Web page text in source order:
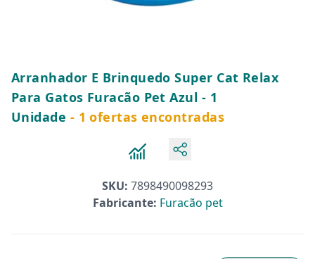
Arranhador E Brinquedo Super Cat Relax
Para Gatos Furacão Pet Azul - 1
Unidade - 1 ofertas encontradas
SKU: 7898490098293
Fabricante: Furacão pet